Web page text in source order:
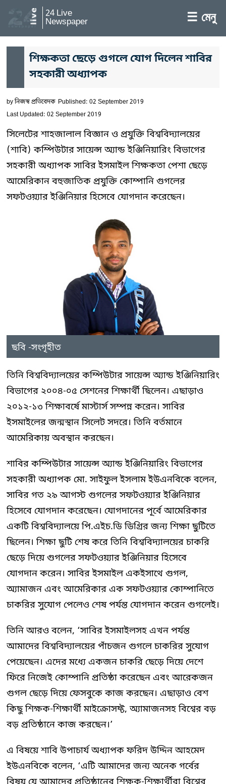
24 Live
Newspaper ☰ মেনু
শিক্ষকতা ছেড়ে গুগলে যোগ দিলেন শাবির
সহকারী অধ্যাপক
byনিজস্ব প্রতিবেদক Published: 02 September 2019
Last Updated: 02 September 2019
সিলেটের শাহজালাল বিজ্ঞান ও প্রযুক্তি বিশ্ববিদ্যালয়ের
(শাবি) কম্পিউটার সায়েন্স অ্যান্ড ইঞ্জিনিয়ারিং বিভাগের
সহকারী অধ্যাপক সাবির ইসমাইল শিক্ষকতা পেশা ছেড়ে
আমেরিকান বহুজাতিক প্রযুক্তি কোম্পানি গুগলের
সফটওয়্যার ইঞ্জিনিয়ার হিসেবে যোগদান করেছেন।
ছবি -সংগৃহীত
তিনি বিশ্ববিদ্যালয়ের কম্পিউটার সায়েন্স অ্যান্ড ইঞ্জিনিয়ারিং
বিভাগের ২০০৪-০৫ সেশনের শিক্ষার্থী ছিলেন। এছাড়াও
২০১২-১৩ শিক্ষাবর্ষে মাস্টার্স সম্পন্ন করেন। সাবির
ইসমাইলের জন্মস্থান সিলেট সদরে। তিনি বর্তমানে
আমেরিকায় অবস্থান করছেন।
শাবির কম্পিউটার সায়েন্স অ্যান্ড ইঞ্জিনিয়ারিং বিভাগের
সহকারী অধ্যাপক মো. সাইফুল ইসলাম ইউএনবিকে বলেন,
সাবির গত ২৯ আগস্ট গুগলের সফটওয়্যার ইঞ্জিনিয়ার
হিসেবে যোগদান করেছেন। যোগদানের পূর্বে আমেরিকার
একটি বিশ্ববিদ্যালয়ে পি.এইচ.ডি ডিগ্রির জন্য শিক্ষা ছুটিতে
ছিলেন। শিক্ষা ছুটি শেষ করে তিনি বিশ্ববিদ্যালয়ের চাকরি
ছেড়ে দিয়ে গুগলের সফটওয়্যার ইঞ্জিনিয়ার হিসেবে
যোগদান করেন। সাবির ইসমাইল একইসাথে গুগল,
অ্যামাজন এবং আমেরিকার এক সফটওয়্যার কোম্পানিতে
চাকরির সুযোগ পেলেও শেষ পর্যন্ত যোগদান করেন গুগলেই।
তিনি আরও বলেন, ‘সাবির ইসমাইলসহ এখন পর্যন্ত
আমাদের বিশ্ববিদ্যালয়ের পাঁচজন গুগলে চাকরির সুযোগ
পেয়েছেন। এদের মধ্যে একজন চাকরি ছেড়ে দিয়ে দেশে
ফিরে নিজেই কোম্পানি প্রতিষ্ঠা করেছেন এবং আরেকজন
গুগল ছেড়ে দিয়ে ফেসবুকে কাজ করছেন। এছাড়াও বেশ
কিছু শিক্ষক-শিক্ষার্থী মাইক্রোসফ্ট, অ্যামাজনসহ বিশ্বের বড়
বড় প্রতিষ্ঠানে কাজ করছেন।’
এ বিষয়ে শাবি উপাচার্য অধ্যাপক ফরিদ উদ্দিন আহমেদ
ইউএনবিকে বলেন, ‘এটি আমাদের জন্য অনেক গর্বের